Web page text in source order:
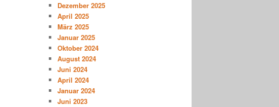
Dezember 2025
April 2025
März 2025
Januar 2025
Oktober 2024
August 2024
Juni 2024
April 2024
Januar 2024
Juni 2023